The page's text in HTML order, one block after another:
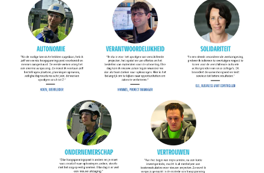
Contact
linkedinyoutube